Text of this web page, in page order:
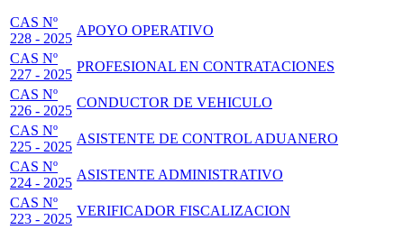
CAS Nº
228 - 2025
APOYO OPERATIVO
CAS Nº
227 - 2025
PROFESIONAL EN CONTRATACIONES
CAS Nº
226 - 2025
CONDUCTOR DE VEHICULO
CAS Nº
225 - 2025
ASISTENTE DE CONTROL ADUANERO
CAS Nº
224 - 2025
ASISTENTE ADMINISTRATIVO
CAS Nº
223 - 2025
VERIFICADOR FISCALIZACION